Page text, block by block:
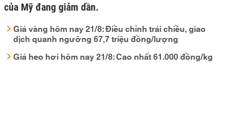
của Mỹ đang giảm dần.
Giá vàng hôm nay 21/8: Điều chỉnh trái chiều, giao
dịch quanh ngưỡng 67,7 triệu đồng/lượng
Giá heo hơi hôm nay 21/8: Cao nhất 61.000 đồng/kg